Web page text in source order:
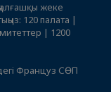
жеке
120 палата |
| 1200
Француз СӨП